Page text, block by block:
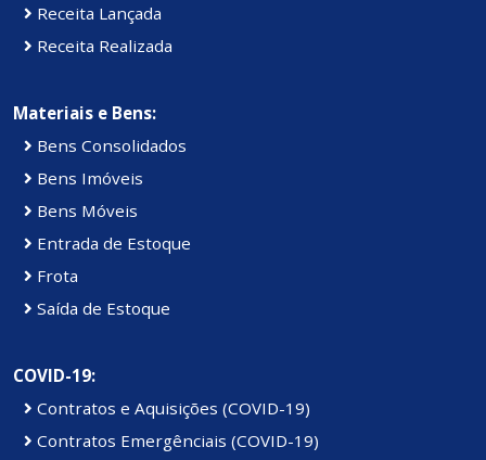
Receita Lançada
Receita Realizada
Materiais e Bens:
Bens Consolidados
Bens Imóveis
Bens Móveis
Entrada de Estoque
Frota
Saída de Estoque
COVID-19:
Contratos e Aquisições (COVID-19)
Contratos Emergênciais (COVID-19)